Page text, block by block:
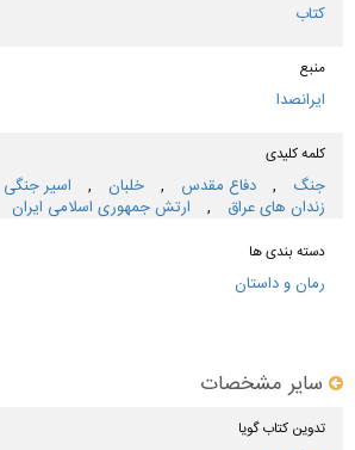
کتاب
منبع
ایرانصدا
کلمه کلیدی
جنگ , دفاع مقدس , خلبان , اسیر جنگی
زندان های عراق
, ارتش جمهوری اسلامی ایران
دسته بندی ها
رمان و داستان
سایر مشخصات
تدوین کتاب گویا